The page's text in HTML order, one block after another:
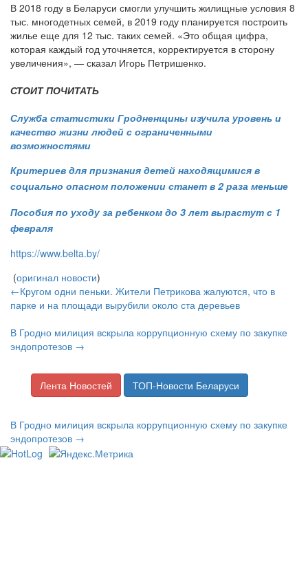
В 2018 году в Беларуси смогли улучшить жилищные условия 8
тыс. многодетных семей, в 2019 году планируется построить
жилье еще для 12 тыс. таких семей. «Это общая цифра,
которая каждый год уточняется, корректируется в сторону
увеличения», — сказал Игорь Петришенко.
СТОИТ ПОЧИТАТЬ
Служба статистики Гродненщины изучила уровень и
качество жизни людей с ограниченными
возможностями
Критериев для признания детей находящимися в
социально опасном положении станет в 2 раза меньше
Пособия по уходу за ребенком до 3 лет вырастут с 1
февраля
https://www.belta.by/
(оригинал новости)
←Кругом одни пеньки. Жители Петрикова жалуются, что в
парке и на площади вырубили около ста деревьев
В Гродно милиция вскрыла коррупционную схему по закупке
эндопротезов →
Лента Новостей ТОП-Новости Беларуси
В Гродно милиция вскрыла коррупционную схему по закупке
эндопротезов →